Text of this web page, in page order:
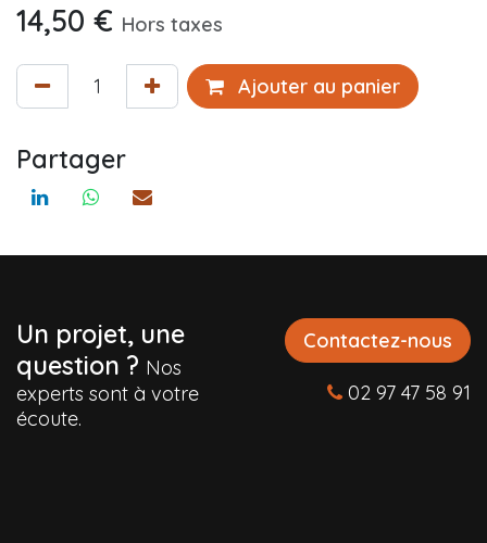
14,50 € Hors taxes
Ajouter au panier
Partager
Un projet, une
question ? Nos
experts sont à votre
écoute.
Contactez-nous
02 97 47 58 91